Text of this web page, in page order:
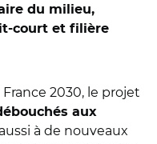
du milieu,
court et filière
2030, le projet
aux
à de nouveaux